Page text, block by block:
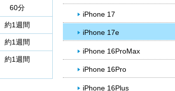
60分
約1週間
約1週間
約1週間
iPhone 17
iPhone 17e
iPhone 16ProMax
iPhone 16Pro
iPhone 16Plus